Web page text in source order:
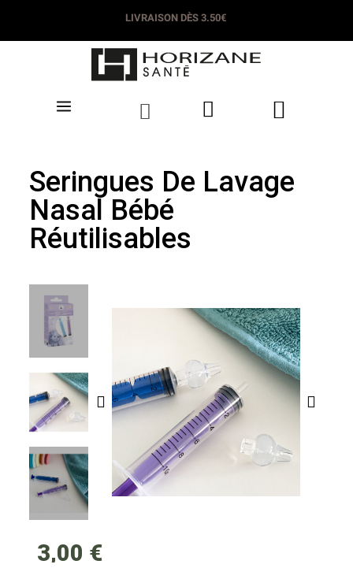
LIVRAISON DÈS 3.50€
Seringues De Lavage
Nasal Bébé
Réutilisables
3,00 €